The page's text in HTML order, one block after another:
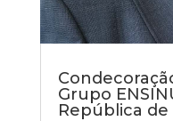
Grupo
República de